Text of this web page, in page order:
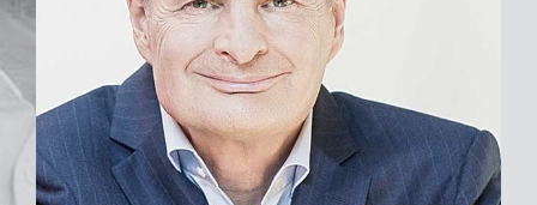
Lothar Seiwerts Bücher haben mich enorm
geprägt ㅡ und das schon lange, bevor wir
uns persönlich begegnet sind. Heute sind
wir Freunde und haben schon einige
gemeinsame Projekte erfolgreich gestemmt.